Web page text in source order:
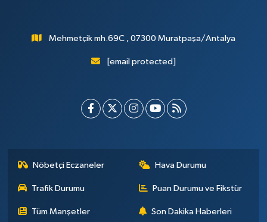
Mehmetçik mh.69C , 07300 Muratpaşa/Antalya
[email protected]
Nöbetçi Eczaneler Hava Durumu
Trafik Durumu Puan Durumu ve Fikstür
Tüm Manşetler Son Dakika Haberleri